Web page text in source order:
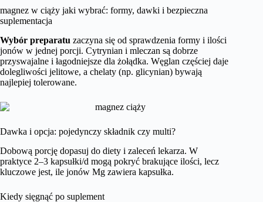
magnez w ciąży jaki wybrać: formy, dawki i bezpieczna
suplementacja
Wybór preparatu zaczyna się od sprawdzenia formy i ilości
jonów w jednej porcji. Cytrynian i mleczan są dobrze
przyswajalne i łagodniejsze dla żołądka. Węglan częściej daje
dolegliwości jelitowe, a chelaty (np. glicynian) bywają
najlepiej tolerowane.
Dawka i opcja: pojedynczy składnik czy multi?
Dobową porcję dopasuj do diety i zaleceń lekarza. W
praktyce 2–3 kapsułki/d mogą pokryć brakujące ilości, lecz
kluczowe jest, ile jonów Mg zawiera kapsułka.
Kiedy sięgnąć po suplement